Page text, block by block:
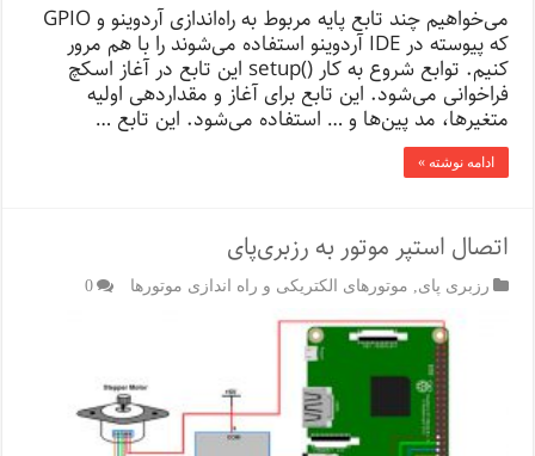
می‌خواهیم چند تابع پایه مربوط به راه‌اندازی آردوینو و GPIO
که پیوسته در IDE آردوینو استفاده می‌شوند را با هم مرور
کنیم. توابع شروع به کار ()setup این تابع در آغاز اسکچ
فراخوانی می‌شود. این تابع برای آغاز و مقداردهی اولیه
متغیرها، مد پین‌ها و … استفاده می‌شود. این تابع …
ادامه نوشته »
اتصال استپر موتور به رزبری‌پای
رزبری پای موتورهای الکتریکی و راه اندازی موتورها 0